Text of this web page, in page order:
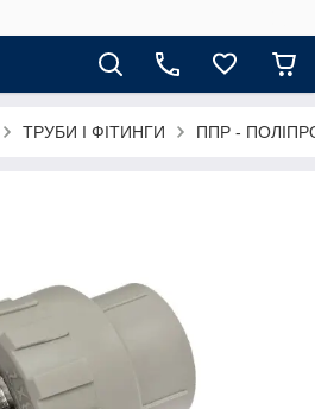
ТРУБИ І ФІТИНГИ ППР -